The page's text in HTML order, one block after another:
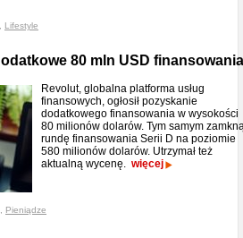
Lifestyle
80 mln USD finansowania
Revolut, globalna platforma usług
finansowych, ogłosił pozyskanie
dodatkowego finansowania w wysokości
80 milionów dolarów. Tym samym
rundę finansowania Serii D na poziomie
580 milionów dolarów. Utrzymał też
aktualną wycenę. więcej
Pieniądze